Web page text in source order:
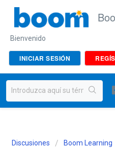
Bienvenido
INICIAR SESIÓN
Discusiones
Boom Learning